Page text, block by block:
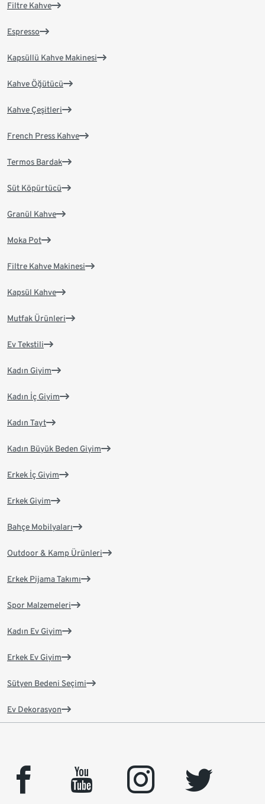
Filtre Kahve
Espresso
Kapsüllü Kahve Makinesi
Kahve Öğütücü
Kahve Çeşitleri
French Press Kahve
Termos Bardak
Süt Köpürtücü
Granül Kahve
Moka Pot
Filtre Kahve Makinesi
Kapsül Kahve
Mutfak Ürünleri
Ev Tekstili
Kadın Giyim
Kadın İç Giyim
Kadın Tayt
Kadın Büyük Beden Giyim
Erkek İç Giyim
Erkek Giyim
Bahçe Mobilyaları
Outdoor & Kamp Ürünleri
Erkek Pijama Takımı
Spor Malzemeleri
Kadın Ev Giyim
Erkek Ev Giyim
Sütyen Bedeni Seçimi
Ev Dekorasyon
facebook youtube instagram
twitter